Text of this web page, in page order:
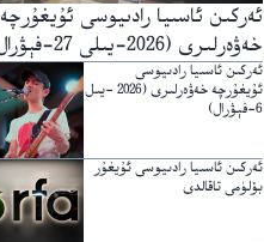
ئەركىن ئاسىيا رادىيوسى ئۇيغۇرچە
خەۋەرلىرى (2026-يىلى 27-فېۋرال)
ئەركىن ئاسىيا رادىيوسى
ئۇيغۇرچە خەۋەرلىرى (2026 -يىل
6-فېۋرال)
ئەركىن ئاسىيا رادىيوسى ئۇيغۇر
بۆلۈمى تاقالدى